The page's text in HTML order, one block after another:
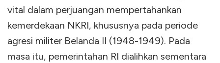
vital dalam perjuangan mempertahankan
kemerdekaan NKRI, khususnya pada periode
agresi militer Belanda II (1948-1949). Pada
masa itu, pemerintahan RI dialihkan sementara